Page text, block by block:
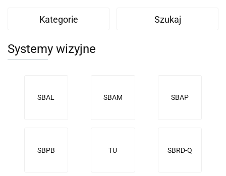
Kategorie Szukaj
Systemy wizyjne
SBAL SBAM SBAP
SBPB TU SBRD-Q